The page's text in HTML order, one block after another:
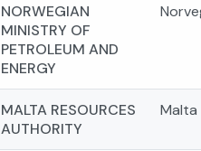
NORWEGIAN
MINISTRY OF
PETROLEUM AND
ENERGY
MALTA RESOURCES
AUTHORITY
Malta